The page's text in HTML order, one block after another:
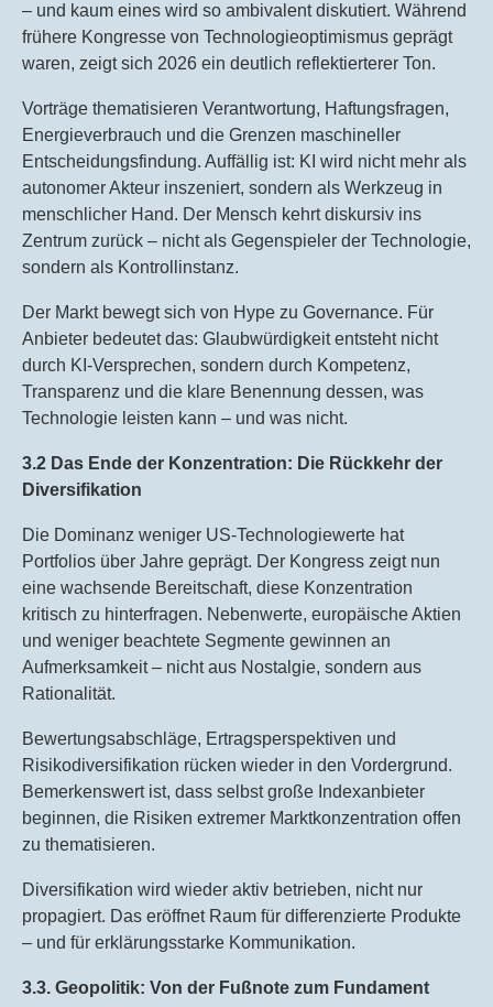
– und kaum eines wird so ambivalent diskutiert. Während
frühere Kongresse von Technologieoptimismus geprägt
waren, zeigt sich 2026 ein deutlich reflektierterer Ton.
Vorträge thematisieren Verantwortung, Haftungsfragen,
Energieverbrauch und die Grenzen maschineller
Entscheidungsfindung. Auffällig ist: KI wird nicht mehr als
autonomer Akteur inszeniert, sondern als Werkzeug in
menschlicher Hand. Der Mensch kehrt diskursiv ins
Zentrum zurück – nicht als Gegenspieler der Technologie,
sondern als Kontrollinstanz.
Der Markt bewegt sich von Hype zu Governance. Für
Anbieter bedeutet das: Glaubwürdigkeit entsteht nicht
durch KI-Versprechen, sondern durch Kompetenz,
Transparenz und die klare Benennung dessen, was
Technologie leisten kann – und was nicht.
3.2 Das Ende der Konzentration: Die Rückkehr der
Diversifikation
Die Dominanz weniger US-Technologiewerte hat
Portfolios über Jahre geprägt. Der Kongress zeigt nun
eine wachsende Bereitschaft, diese Konzentration
kritisch zu hinterfragen. Nebenwerte, europäische Aktien
und weniger beachtete Segmente gewinnen an
Aufmerksamkeit – nicht aus Nostalgie, sondern aus
Rationalität.
Bewertungsabschläge, Ertragsperspektiven und
Risikodiversifikation rücken wieder in den Vordergrund.
Bemerkenswert ist, dass selbst große Indexanbieter
beginnen, die Risiken extremer Marktkonzentration offen
zu thematisieren.
Diversifikation wird wieder aktiv betrieben, nicht nur
propagiert. Das eröffnet Raum für differenzierte Produkte
– und für erklärungsstarke Kommunikation.
3.3. Geopolitik: Von der Fußnote zum Fundament